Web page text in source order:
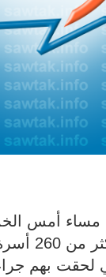
مساء أمس
ووحدات
لحقت بهم